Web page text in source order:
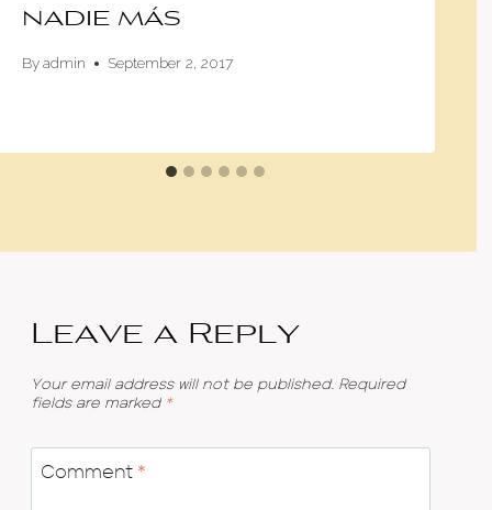
nadie más
Byadmin September 2, 2017
Leave a Reply
Your email address will not be published. Required
fields are marked *
Comment *